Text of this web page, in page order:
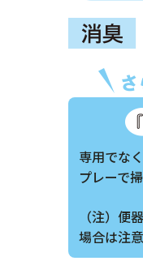
専用でな
プレーで
（注）便
場合は注